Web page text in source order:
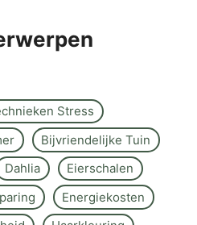
Stress
Bijvriendelijke Tuin
Dahlia
Eierschalen
Energiekosten